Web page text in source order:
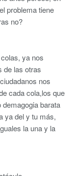
problema tiene
no?
ya nos
de las otras
nos
cada cola,los que
barata
ya del y tu más,
la una y la